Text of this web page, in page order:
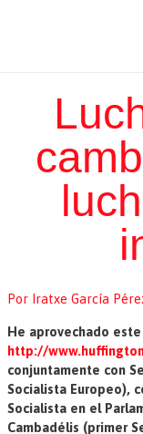
Por Iratxe García
He aprovechado
http://
conjuntamente con
Socialista Europeo),
Socialista en el
Cambadélis (primer